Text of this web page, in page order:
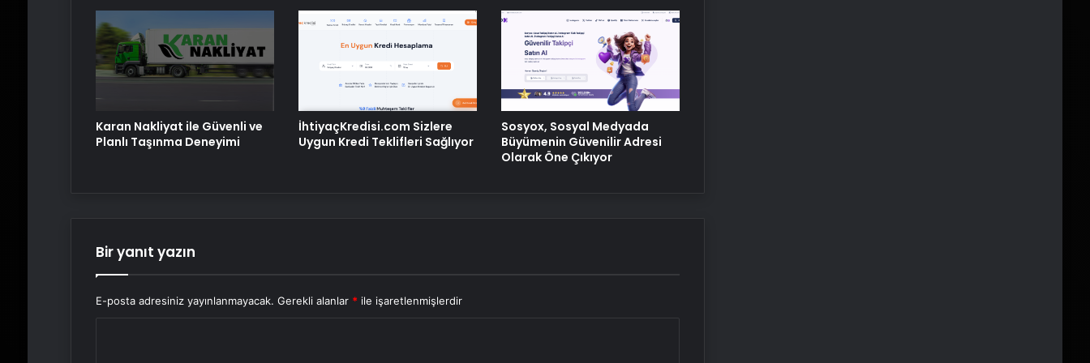
Ürünleri
Ankara rent a car
Karan Nakliyat ile Güvenli ve
Planlı Taşınma Deneyimi
İhtiyaçKredisi.com Sizlere
Uygun Kredi Teklifleri Sağlıyor
Sosyox, Sosyal Medyada
Büyümenin Güvenilir Adresi
Olarak Öne Çıkıyor
Bir yanıt yazın
E-posta adresiniz yayınlanmayacak. Gerekli alanlar * ile işaretlenmişlerdir